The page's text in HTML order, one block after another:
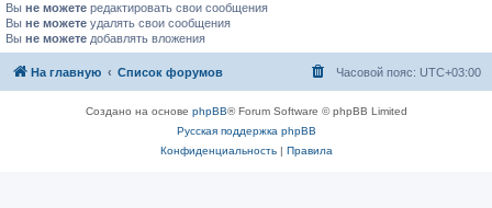
Вы не можете редактировать свои сообщения
Вы не можете удалять свои сообщения
Вы не можете добавлять вложения
На главную Список форумов Часовой пояс: UTC+03:00
Создано на основе phpBB® Forum Software © phpBB Limited
Русская поддержка phpBB
Конфиденциальность| Правила